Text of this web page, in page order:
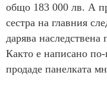
общо 183 000 лв. А
сестра на главния
дарява
Както е написано
продаде панелката